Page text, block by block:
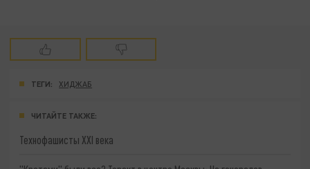
ТЕГИ: ХИДЖАБ
ЧИТАЙТЕ ТАКЖЕ:
Технофашисты XXI века